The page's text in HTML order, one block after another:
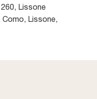
, Lissone
Como, Lissone,